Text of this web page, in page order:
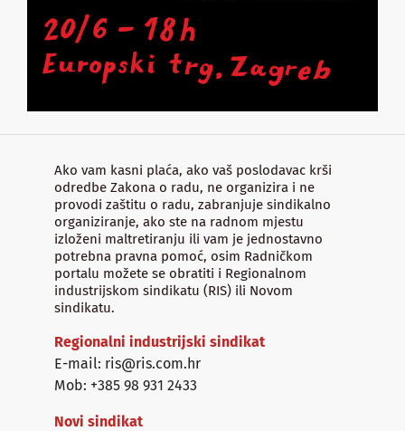
Ako vam kasni plaća, ako vaš poslodavac krši
odredbe Zakona o radu, ne organizira i ne
provodi zaštitu o radu, zabranjuje sindikalno
organiziranje, ako ste na radnom mjestu
izloženi maltretiranju ili vam je jednostavno
potrebna pravna pomoć, osim Radničkom
portalu možete se obratiti i Regionalnom
industrijskom sindikatu (RIS) ili Novom
sindikatu.
Regionalni industrijski sindikat
E-mail: ris@ris.com.hr
Mob: +385 98 931 2433
Novi sindikat